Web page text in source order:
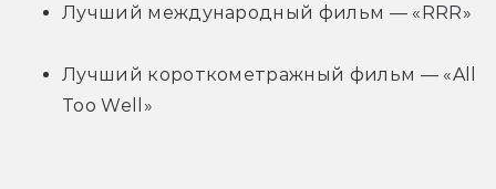
Лучший международный фильм — «RRR»
Лучший короткометражный фильм — «All
Too Well»